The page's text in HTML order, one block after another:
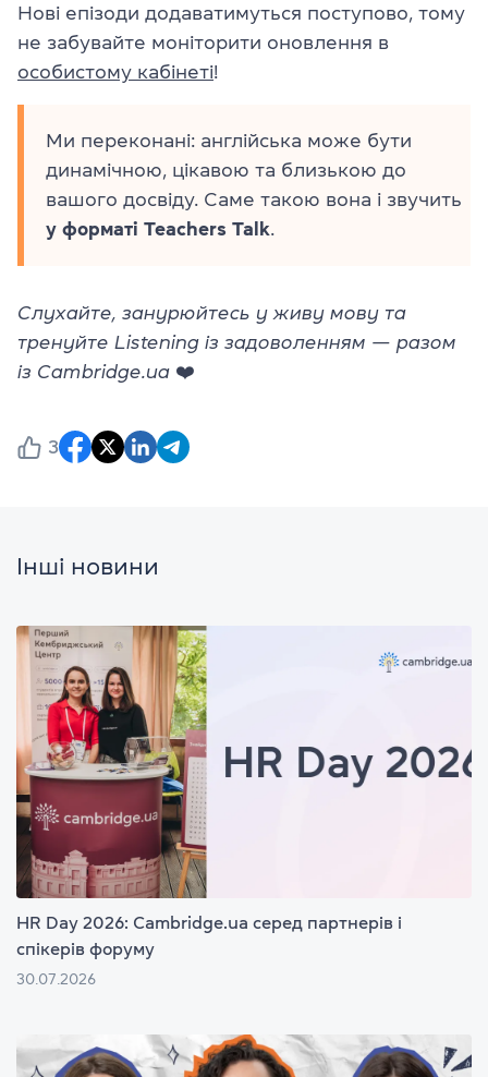
Нові епізоди додаватимуться поступово, тому
не забувайте моніторити оновлення в
особистому кабінеті!
Ми переконані: англійська може бути
динамічною, цікавою та близькою до
вашого досвіду. Саме такою вона і звучить
у форматі Teachers Talk.
Слухайте, занурюйтесь у живу мову та
тренуйте Listening із задоволенням — разом
із Cambridge.ua ❤️
3
Інші новини
HR Day 2026: Cambridge.ua серед партнерів і
спікерів форуму
30.07.2026